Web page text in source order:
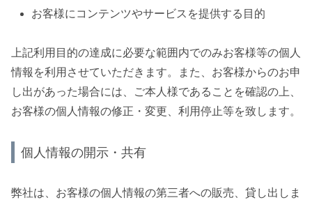
お客様にコンテンツやサービスを提供する目的
上記利用目的の達成に必要な範囲内でのみお客様等の個人
情報を利用させていただきます。また、お客様からのお申
し出があった場合には、ご本人様であることを確認の上、
お客様の個人情報の修正・変更、利用停止等を致します。
個人情報の開示・共有
弊社は、お客様の個人情報の第三者への販売、貸し出しま